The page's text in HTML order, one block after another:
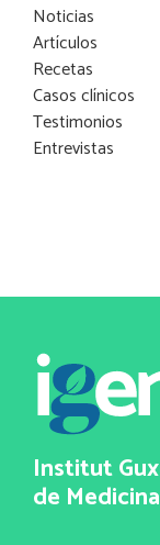
Noticias
Artículos
Recetas
Casos clínicos
Testimonios
Entrevistas
Institut
de